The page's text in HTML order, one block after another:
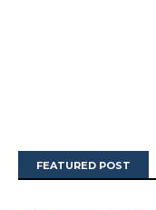
FEATURED POST